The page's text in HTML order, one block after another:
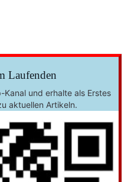
Laufenden
Kanal und erhalte als Erstes
aktuellen Artikeln.